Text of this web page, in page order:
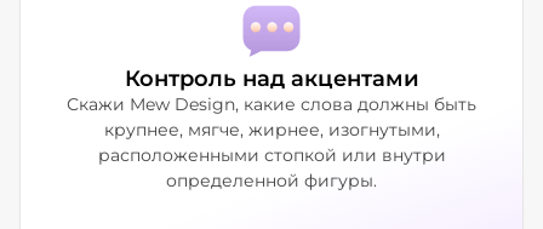
Контроль над акцентами
Скажи Mew Design, какие слова должны быть
крупнее, мягче, жирнее, изогнутыми,
расположенными стопкой или внутри
определенной фигуры.